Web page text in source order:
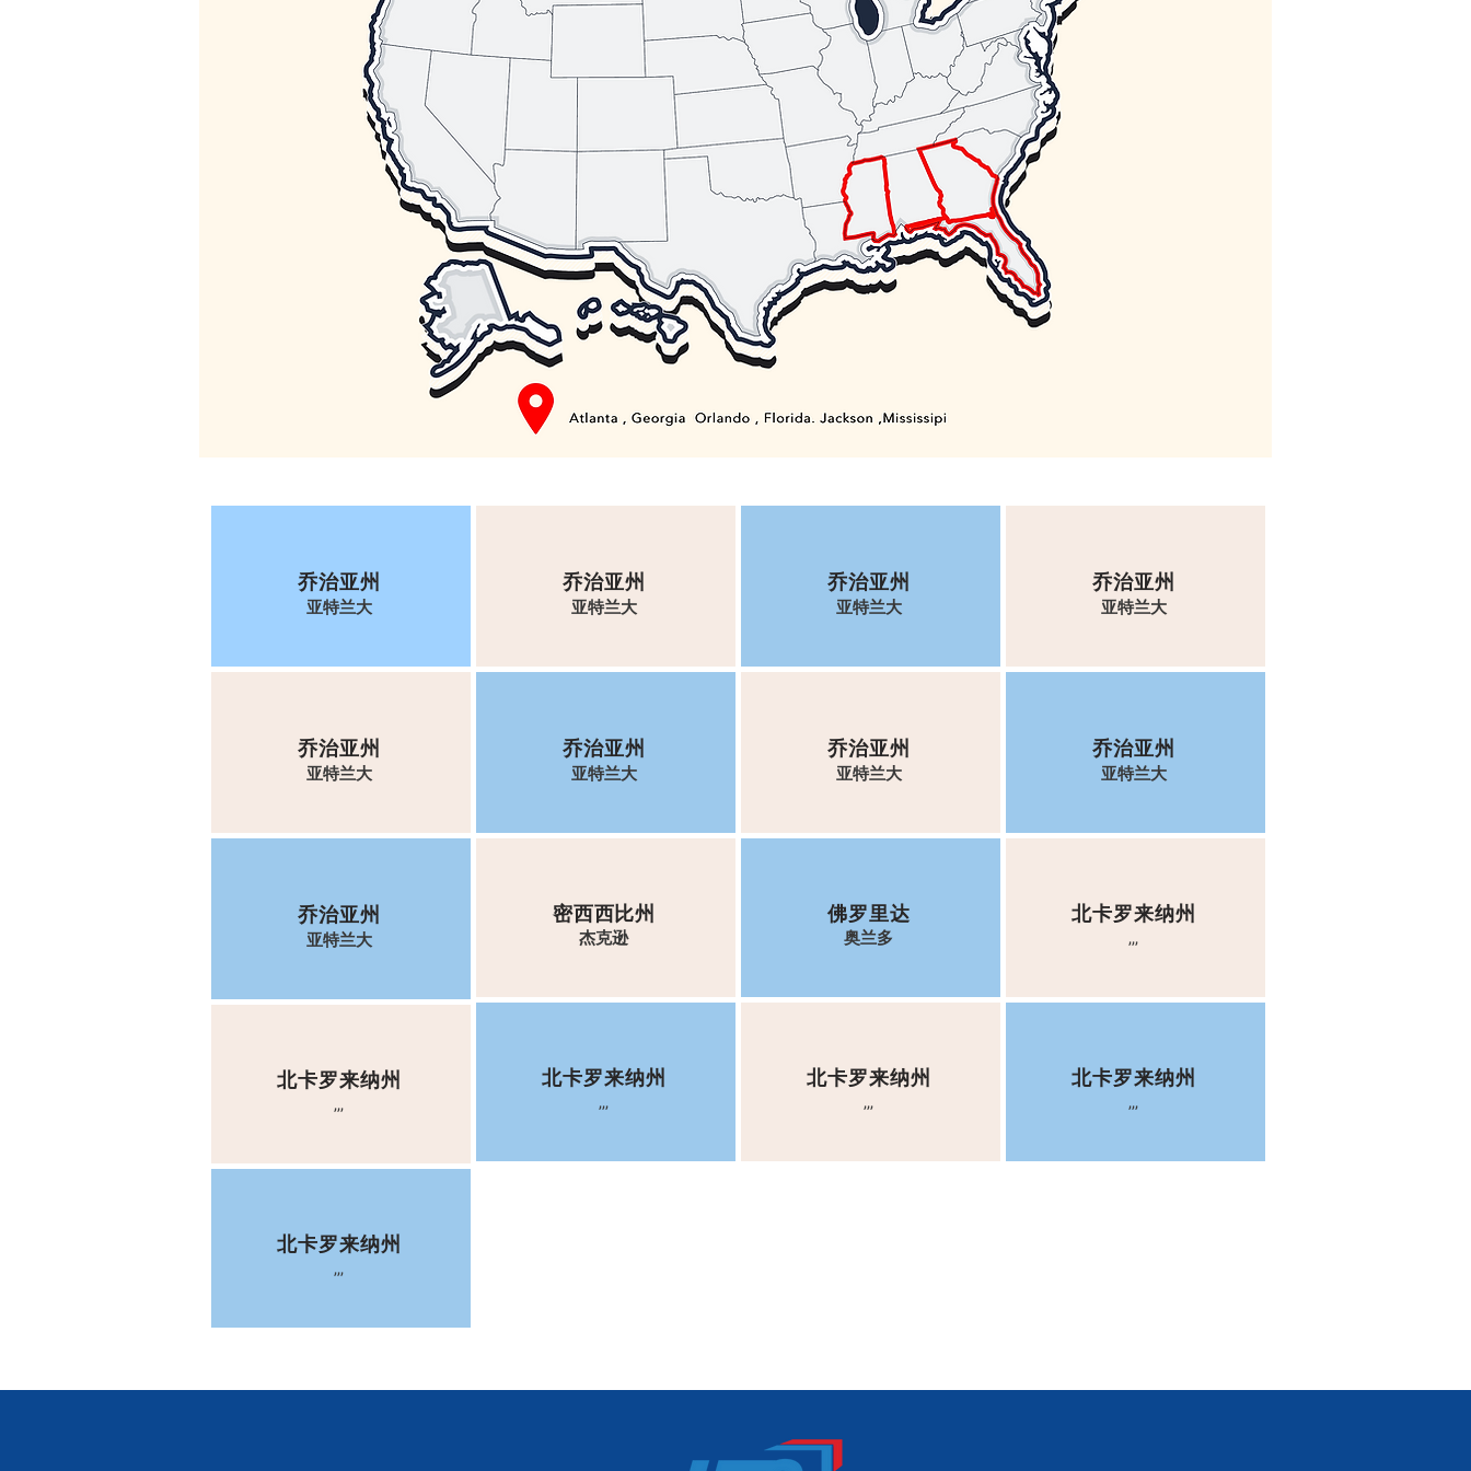
乔治亚州
亚特兰大
乔治亚州
亚特兰大
乔治亚州
亚特兰大
北卡罗来纳州
,,,
北卡罗来纳州
,,,
乔治亚州
亚特兰大
乔治亚州
亚特兰大
密西西比州
杰克逊
北卡罗来纳州
,,,
乔治亚州
亚特兰大
乔治亚州
亚特兰大
佛罗里达
奥兰多
北卡罗来纳州
,,,
乔治亚州
亚特兰大
乔治亚州
亚特兰大
北卡罗来纳州
,,,
北卡罗来纳州
,,,